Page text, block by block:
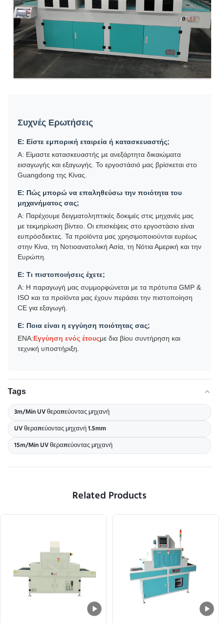
Συχνές Ερωτήσεις
Ε: Είστε εμπορική εταιρεία ή κατασκευαστής;
Α: Είμαστε κατασκευαστής με ανεξάρτητα δικαιώματα
εισαγωγής και εξαγωγής. Το εργοστάσιό μας βρίσκεται στο
Guangdong της Κίνας.
Ε: Πώς μπορώ να επαληθεύσω την ποιότητα του
μηχανήματος σας;
Α: Παρέχουμε δειγματοληπτικές δοκιμές στις μηχανές μας
με τεκμηρίωση βίντεο. Οι επισκέψεις στο εργοστάσιο είναι
ευπρόσδεκτες. Τα προϊόντα μας χρησιμοποιούνται ευρέως
στην Κίνα, τη Νοτιοανατολική Ασία, τη Νότια Αμερική και την
Ευρώπη.
Ε: Τι πιστοποιήσεις έχετε;
Α: Η παραγωγή μας συμμορφώνεται με τα πρότυπα GMP &
ISO και τα προϊόντα μας έχουν περάσει την πιστοποίηση
CE για εξαγωγή.
Ε: Ποια είναι η εγγύηση ποιότητας σας;
ΕΝΑ:Εγγύηση ενός έτουςμε δια βίου συντήρηση και
τεχνική υποστήριξη.
Tags
3m/Min UV θεραπεύοντας μηχανή
UV θεραπεύοντας μηχανή 1.5mm
15m/Min UV θεραπεύοντας μηχανή
Related Products